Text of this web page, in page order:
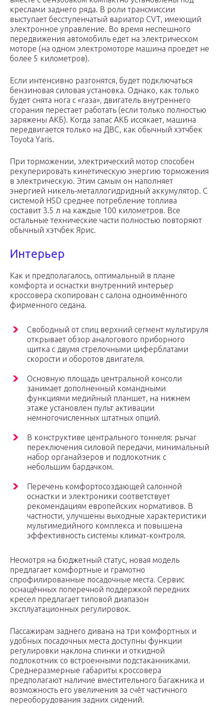
креслами заднего ряда. В роли трансмиссии
выступает бесступенчатый вариатор CVT, имеющий
электронное управление. Во время неспешного
передвижения автомобиль едет на электрическом
моторе (на одном электромоторе машина проедет не
более 5 километров).
Если интенсивно разгонятся, будет подключаться
бензиновая силовая установка. Однако, как только
будет снята нога с «газа», двигатель внутреннего
сгорания перестает работать (если только полностью
заряжены АКБ). Когда запас АКБ иссякает, машина
передвигается только на ДВС, как обычный хэтчбек
Toyota Yaris.
При торможении, электрический мотор способен
рекуперировать кинетическую энергию торможения
в электрическую. Этим самым он наполняет
энергией никель-металлогидридный аккумулятор. С
системой HSD среднее потребление топлива
составит 3.5 л на каждые 100 километров. Все
остальные технические части полностью повторяют
обычный хэтчбек Ярис.
Интерьер
Как и предполагалось, оптимальный в плане
комфорта и оснастки внутренний интерьер
кроссовера скопирован с салона одноимённого
фирменного седана.
Свободный от спиц верхний сегмент мультируля
открывает обзор аналогового приборного
щитка с двумя стрелочными циферблатами
скорости и оборотов двигателя.
Основную площадь центральной консоли
занимает дополненный командными
функциями медийный планшет, на нижнем
этаже установлен пульт активации
немногочисленных штатных опций.
В конструктиве центрального тоннеля: рычаг
переключения силовой передачи, минимальный
набор органайзеров и подлокотник с
небольшим бардачком.
Перечень комфортосоздающей салонной
оснастки и электроники соответствует
рекомендациям европейских нормативов. В
частности, улучшены выходные характеристики
мультимедийного комплекса и повышена
эффективность системы климат-контроля.
Несмотря на бюджетный статус, новая модель
предлагает комфортные и грамотно
спрофилированные посадочные места. Сервис
оснащённых поперечной поддержкой передних
кресел предлагает типовой диапазон
эксплуатационных регулировок.
Пассажирам заднего дивана на три комфортных и
удобных посадочных места доступны функции
регулировки наклона спинки и откидной
подлокотник со встроенными подстаканниками.
Среднеразмерные габариты кроссовера
предполагают наличие вместительного багажника и
возможность его увеличения за счёт частичного
переоборудования задних сидений.